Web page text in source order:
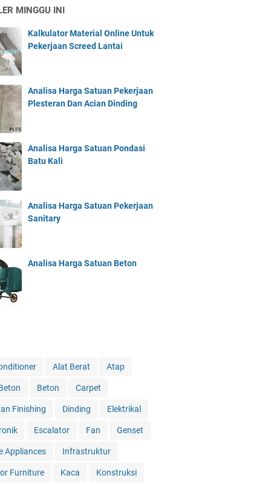
MINGGU INI
Kalkulator Material Online Untuk
Pekerjaan Screed Lantai
Analisa Harga Satuan Pekerjaan
Plesteran Dan Acian Dinding
Analisa Harga Satuan Pondasi
Batu Kali
Analisa Harga Satuan Pekerjaan
Sanitary
Analisa Harga Satuan Beton
Alat Berat Atap
Beton Carpet
Finishing Dinding Elektrikal
Escalator Fan Genset
Appliances Infrastruktur
Furniture Kaca Konstruksi